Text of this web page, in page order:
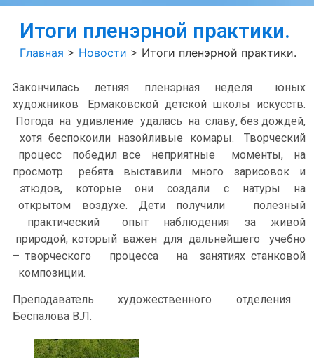
Итоги пленэрной практики.
Главная > Новости > Итоги пленэрной практики.
Закончилась летняя пленэрная неделя юных
художников Ермаковской детской школы искусств.
Погода на удивление удалась на славу, без дождей,
хотя беспокоили назойливые комары. Творческий
процесс победил все неприятные моменты, на
просмотр ребята выставили много зарисовок и
этюдов, которые они создали с натуры на
открытом воздухе. Дети получили полезный
практический опыт наблюдения за живой
природой, который важен для дальнейшего учебно
– творческого процесса на занятиях станковой
композиции.
Преподаватель художественного отделения
Беспалова В.Л.